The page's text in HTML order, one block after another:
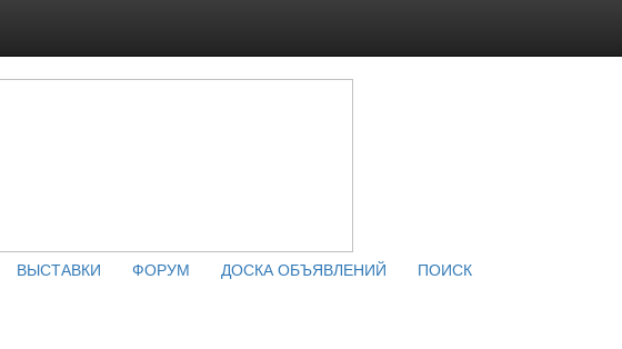
ВЫСТАВКИ ФОРУМ ДОСКА ОБЪЯВЛЕНИЙ
ПОИСК